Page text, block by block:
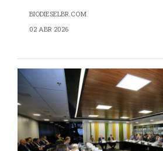
BIODIESELBR.COM
02 ABR 2026